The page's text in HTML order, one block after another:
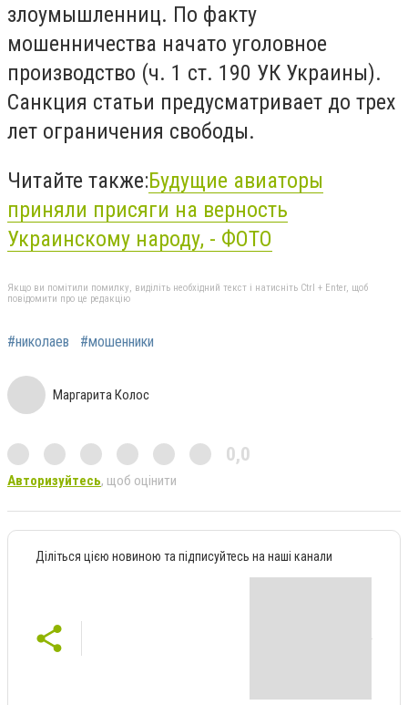
злоумышленниц. По факту
мошенничества начато уголовное
производство (ч. 1 ст. 190 УК Украины).
Санкция статьи предусматривает до трех
лет ограничения свободы.
Читайте также:Будущие авиаторы
приняли присяги на верность
Украинскому народу, - ФОТО
Якщо ви помітили помилку, виділіть необхідний текст і натисніть Ctrl + Enter, щоб
повідомити про це редакцію
#николаев #мошенники
Маргарита Колос
0,0
Авторизуйтесь, щоб оцінити
Діліться цією новиною та підписуйтесь на наші канали